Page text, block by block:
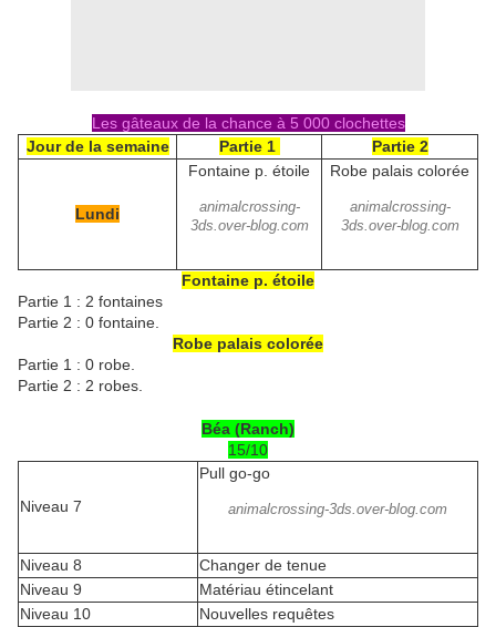
Les gâteaux de la chance à 5 000 clochettes
Jour de la semaine
Partie 1 Partie 2
Lundi
Fontaine p. étoile
animalcrossing-
3ds.over-blog.com
Robe palais colorée
animalcrossing-
3ds.over-blog.com
Fontaine p. étoile
Partie 1 : 2 fontaines
Partie 2 : 0 fontaine.
Robe palais colorée
Partie 1 : 0 robe.
Partie 2 : 2 robes.
Béa (Ranch)
15/10
Niveau 7
Pull go-go
animalcrossing-3ds.over-blog.com
Niveau 8
Changer de tenue
Niveau 9
Matériau étincelant
Niveau 10
Nouvelles requêtes